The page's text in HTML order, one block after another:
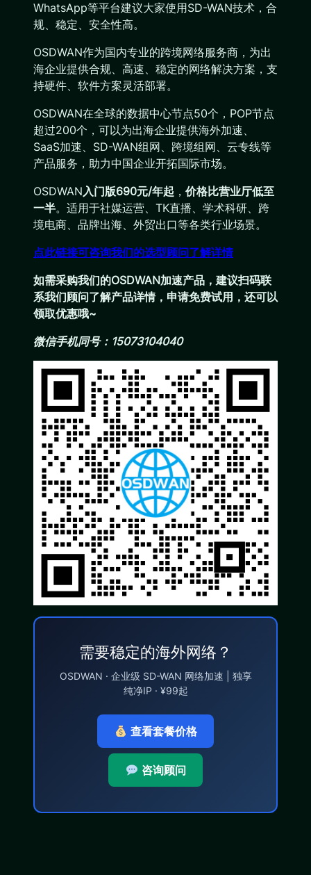
WhatsApp等平台建议大家使用SD-WAN技术，合
规、稳定、安全性高。
OSDWAN作为国内专业的跨境网络服务商，为出
海企业提供合规、高速、稳定的网络解决方案，支
持硬件、软件方案灵活部署。
OSDWAN在全球的数据中心节点50个，POP节点
超过200个，可以为出海企业提供海外加速、
SaaS加速、SD-WAN组网、跨境组网、云专线等
产品服务，助力中国企业开拓国际市场。
OSDWAN入门版690元/年起 ， 价格比营业厅低至
一半。适用于社媒运营、TK直播、学术科研、跨
境电商、品牌出海、外贸出口等各类行业场景。
点此链接可咨询我们的选型顾问了解详情
如需采购我们的OSDWAN加速产品，建议扫码联
系我们顾问了解产品详情，申请免费试用，还可以
领取优惠哦~
微信手机同号：15073104040
需要稳定的海外网络？
OSDWAN · 企业级 SD-WAN 网络加速 | 独享
纯净IP · ¥99起
查看套餐价格
咨询顾问